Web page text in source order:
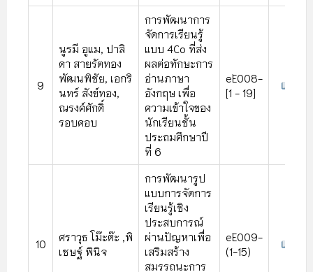
9
นูรมี อูแม, ปาลิ
ดา สายรัตทอง
พัฒนพิชัย, เอกริ
นทร์ สังข์ทอง,
ณรงค์ศักดิ์
รอบคอบ
การพัฒนาการ
จัดการเรียนรู้
แบบ 4Co ที่ส่ง
ผลต่อทักษะการ
อ่านภาษา
อังกฤษ เพื่อ
ความเข้าใจของ
นักเรียนชั้น
ประถมศึกษาปี
ที่ 6
eE008-
[1 - 19]
10
ศราวุธ โม๊ะต๊ะ ,พิ
เชษฐ์ พินิจ
การพัฒนารูป
แบบการจัดการ
เรียนรู้เชิง
ประสบการณ์
ผ่านปัญหาเพื่อ
เสริมสร้าง
สมรรถนะการ
eE009-
(1-15)